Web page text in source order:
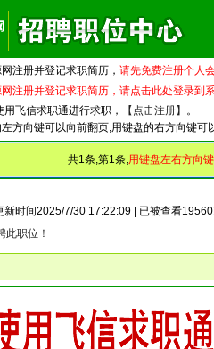
注册并登记求职简历， 请先免费注册个人
注册并登记求职简历，请点击此处登录到
飞信求职通进行求职，
【点击注册】 。
方向键可以向前翻页,用键盘的右方向键
共1条,第1条,用键盘左右方向
新时间2025/7/30 17:22:09 | 已被查看
此职位！